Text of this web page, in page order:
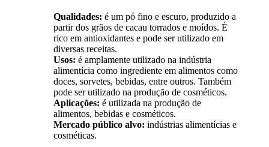
Qualidades: é um pó fino e escuro, produzido a
partir dos grãos de cacau torrados e moídos. É
rico em antioxidantes e pode ser utilizado em
diversas receitas.
Usos: é amplamente utilizado na indústria
alimentícia como ingrediente em alimentos como
doces, sorvetes, bebidas, entre outros. Também
pode ser utilizado na produção de cosméticos.
Aplicações: é utilizada na produção de
alimentos, bebidas e cosméticos.
Mercado público alvo: indústrias alimentícias e
cosméticas.